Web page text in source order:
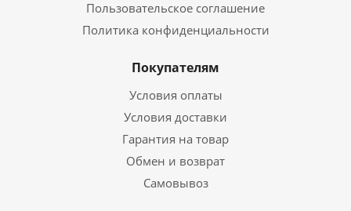
Пользовательское соглашение
Политика конфиденциальности
Покупателям
Условия оплаты
Условия доставки
Гарантия на товар
Обмен и возврат
Самовывоз